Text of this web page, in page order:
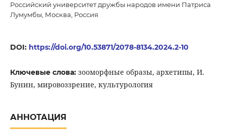
Российский университет дружбы народов имени Патриса
Лумумбы, Москва, Россия
DOI: https://doi.org/10.53871/2078-8134.2024.2-10
Ключевые слова: зооморфные образы, архетипы, И.
Бунин, мировоззрение, культурология
АННОТАЦИЯ